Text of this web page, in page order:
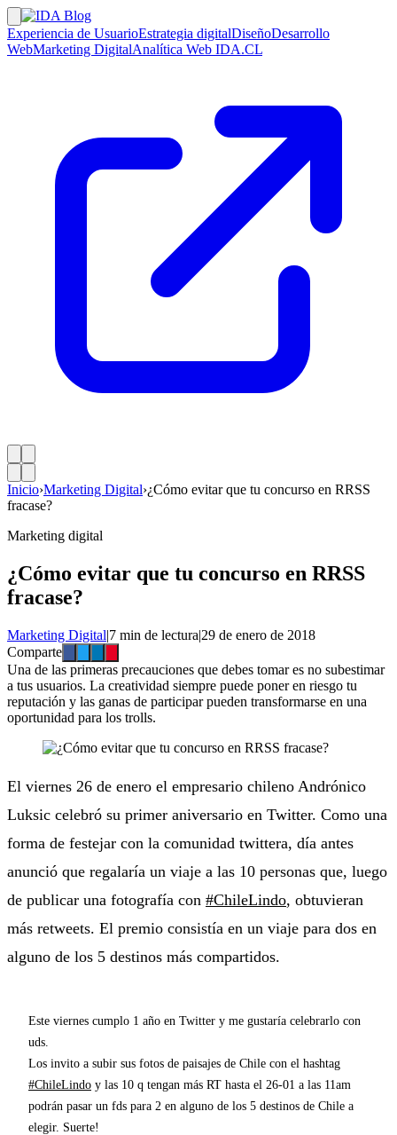
Experiencia de UsuarioEstrategia digitalDiseñoDesarrollo
WebMarketing DigitalAnalítica Web IDA.CL
Inicio›Marketing Digital›¿Cómo evitar que tu concurso en RRSS
fracase?
Marketing digital
¿Cómo evitar que tu concurso en RRSS
fracase?
Marketing Digital|7 min de lectura|29 de enero de 2018
Comparte
Una de las primeras precauciones que debes tomar es no subestimar
a tus usuarios. La creatividad siempre puede poner en riesgo tu
reputación y las ganas de participar pueden transformarse en una
oportunidad para los trolls.
El viernes 26 de enero el empresario chileno Andrónico
Luksic celebró su primer aniversario en Twitter. Como una
forma de festejar con la comunidad twittera, día antes
anunció que regalaría un viaje a las 10 personas que, luego
de publicar una fotografía con #ChileLindo, obtuvieran
más retweets. El premio consistía en un viaje para dos en
alguno de los 5 destinos más compartidos.
Este viernes cumplo 1 año en Twitter y me gustaría celebrarlo con
uds.
Los invito a subir sus fotos de paisajes de Chile con el hashtag
#ChileLindo y las 10 q tengan más RT hasta el 26-01 a las 11am
podrán pasar un fds para 2 en alguno de los 5 destinos de Chile a
elegir. Suerte!